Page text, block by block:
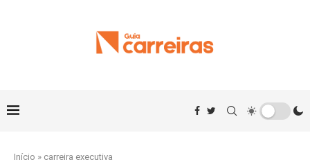
Início » carreira executiva